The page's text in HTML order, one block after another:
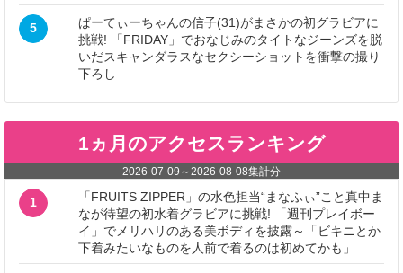
5
ぱーてぃーちゃんの信子(31)がまさかの初グラビアに
挑戦! 「FRIDAY」でおなじみのタイトなジーンズを脱
いだスキャンダラスなセクシーショットを衝撃の撮り
下ろし
1ヵ月のアクセスランキング
2026-07-09 ～2026-08-08集計分
1
「FRUITS ZIPPER」の水色担当“まなふぃ”こと真中ま
なが待望の初水着グラビアに挑戦! 「週刊プレイボー
イ」でメリハリのある美ボディを披露～「ビキニとか
下着みたいなものを人前で着るのは初めてかも」